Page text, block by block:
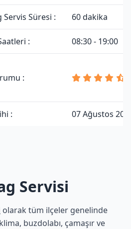
Süresi : 60 dakika
: 08:30 - 19:00
:
: 07 Ağustos
Servisi
olarak tüm ilçeler genelinde
buzdolabı, çamaşır ve